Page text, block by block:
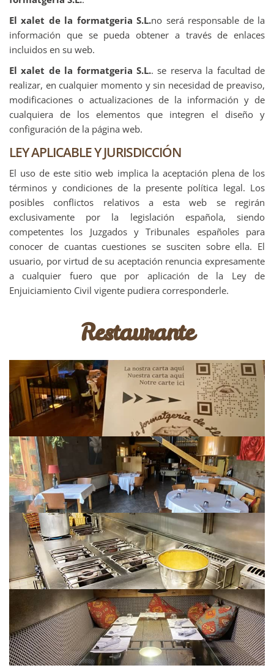
El xalet de la formatgeria S.L.no será responsable de la
información que se pueda obtener a través de enlaces
incluidos en su web.
El xalet de la formatgeria S.L.. se reserva la facultad de
realizar, en cualquier momento y sin necesidad de preaviso,
modificaciones o actualizaciones de la información y de
cualquiera de los elementos que integren el diseño y
configuración de la página web.
LEY APLICABLE Y JURISDICCIÓN
El uso de este sitio web implica la aceptación plena de los
términos y condiciones de la presente política legal. Los
posibles conflictos relativos a esta web se regirán
exclusivamente por la legislación española, siendo
competentes los Juzgados y Tribunales españoles para
conocer de cuantas cuestiones se susciten sobre ella. El
usuario, por virtud de su aceptación renuncia expresamente
a cualquier fuero que por aplicación de la Ley de
Enjuiciamiento Civil vigente pudiera corresponderle.
Restaurante